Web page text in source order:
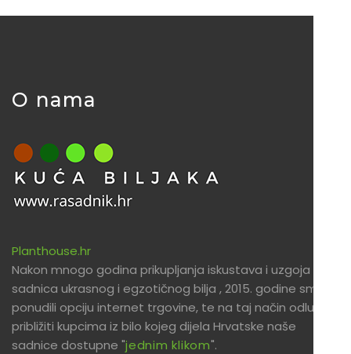
O nama
Planthouse.hr
Nakon mnogo godina prikupljanja iskustava i uzgoja
sadnica ukrasnog i egzotičnog bilja , 2015. godine smo
ponudili opciju internet trgovine, te na taj način odlučili
približiti kupcima iz bilo kojeg dijela Hrvatske naše
sadnice dostupne "jednim klikom".